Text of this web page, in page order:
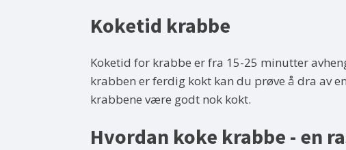
Koketid krabbe
Koketid for krabbe er fra 15-25 minutter
krabben er ferdig kokt kan du prøve å dra av
krabbene være godt nok kokt.
Hvordan koke krabbe - en